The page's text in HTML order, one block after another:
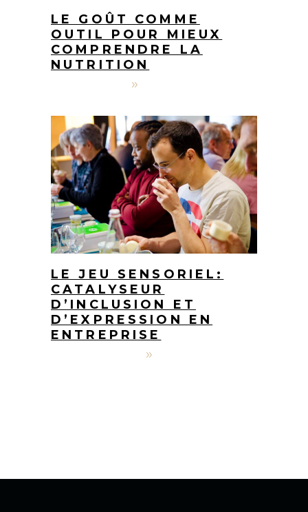
LE GOÛT COMME
OUTIL POUR MIEUX
COMPRENDRE LA
NUTRITION
LE JEU SENSORIEL:
CATALYSEUR
D’INCLUSION ET
D’EXPRESSION EN
ENTREPRISE